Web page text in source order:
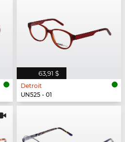
63,91 $
Detroit
UN525 - 01